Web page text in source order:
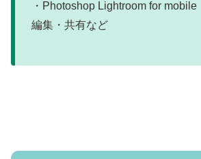
・Photoshop Lightroom for
編集・共有など